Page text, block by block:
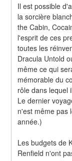
Il est possible
la sorcière
the Cabin,
l'esprit de ces
toutes les
Dracula Untold
même ce qui
mémorable du
rôle dans lequel
Le dernier
n'est même pas
année.)
Les budgets de
Renfield n'ont